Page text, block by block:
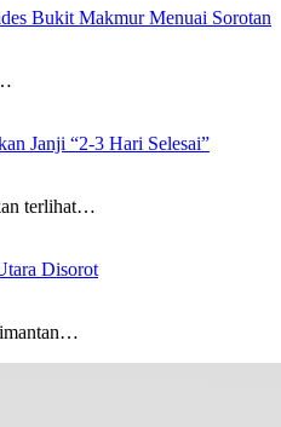
Bukit Makmur Menuai Sorotan
Janji “2-3 Hari Selesai”
terlihat…
Disorot